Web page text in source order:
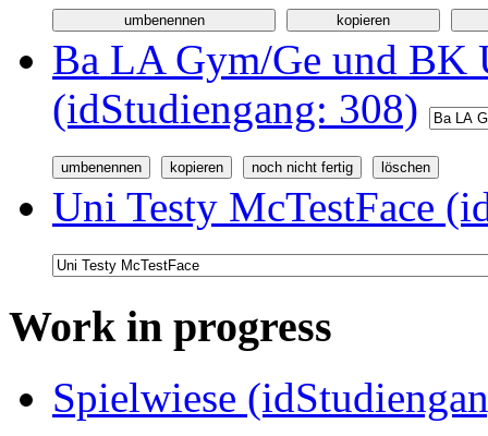
Ba LA Gym/Ge und BK
(idStudiengang: 308)
Uni Testy McTestFace
Work in progress
Spielwiese